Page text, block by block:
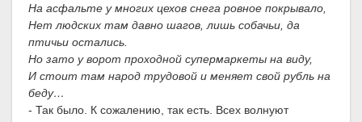
На асфальте у многих цехов снега ровное покрывало,
Нет людских там давно шагов, лишь собачьи, да
птичьи остались.
Но зато у ворот проходной супермаркеты на виду,
И стоит там народ трудовой и меняет свой рубль на
беду…
- Так было. К сожалению, так есть. Всех волнуют